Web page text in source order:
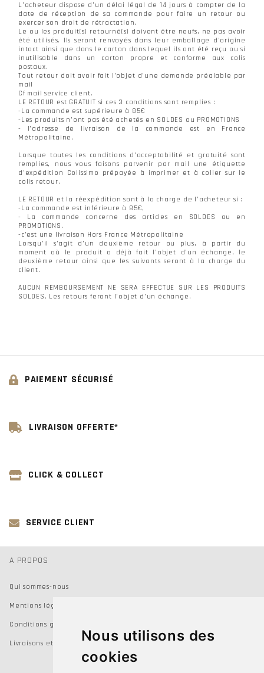
Nous utilisons des
cookies
L’acheteur dispose d’un délai légal de 14 jours à compter de la
date de réception de sa commande pour faire un retour ou
exercer son droit de rétractation.
Le ou les produit(s) retourné(s) doivent être neufs, ne pas avoir
été utilisés. Ils seront renvoyés dans leur emballage d’origine
intact ainsi que dans le carton dans lequel ils ont été reçu ou si
inutilisable dans un carton propre et conforme aux colis
postaux.
Tout retour doit avoir fait l’objet d’une demande préalable par
mail
Cf mail service client.
LE RETOUR est GRATUIT si ces 3 conditions sont remplies :
-La commande est supérieure à 85€
-Les produits n’ont pas été achetés en SOLDES ou PROMOTIONS
- l’adresse de livraison de la commande est en France
Métropolitaine.
Lorsque toutes les conditions d’acceptabilité et gratuité sont
remplies, nous vous faisons parvenir par mail une étiquette
d’expédition Colissimo prépayée à imprimer et à coller sur le
colis retour.
LE RETOUR et la réexpédition sont à la charge de l’acheteur si :
-La commande est inférieure à 85€,
- La commande concerne des articles en SOLDES ou en
PROMOTIONS.
-c’est une livraison Hors France Métropolitaine
Lorsqu’il s’agit d’un deuxième retour ou plus, à partir du
moment où le produit a déjà fait l’objet d’un échange, le
deuxième retour ainsi que les suivants seront à la charge du
client.
AUCUN REMBOURSEMENT NE SERA EFFECTUE SUR LES PRODUITS
SOLDES. Les retours feront l’objet d’un échange.
PAIEMENT SÉCURISÉ
LIVRAISON OFFERTE*
CLICK & COLLECT
SERVICE CLIENT
A PROPOS
Qui sommes-nous
Mentions légales
Conditions générales de vente
Livraisons et Retours